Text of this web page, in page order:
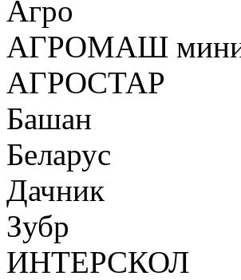
Агро
АГРОМАШ
АГРОСТАР
Башан
Беларус
Дачник
Зубр
ИНТЕРСКОЛ